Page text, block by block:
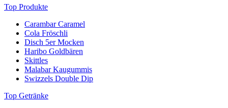
Top Produkte
Carambar Caramel
Cola Fröschli
Disch 5er Mocken
Haribo Goldbären
Skittles
Malabar Kaugummis
Swizzels Double Dip
Top Getränke